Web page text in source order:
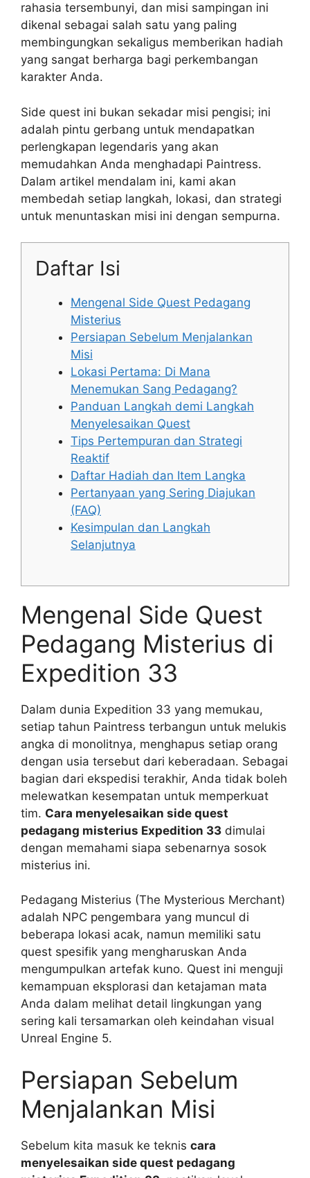
rahasia tersembunyi, dan misi sampingan ini
dikenal sebagai salah satu yang paling
membingungkan sekaligus memberikan hadiah
yang sangat berharga bagi perkembangan
karakter Anda.
Side quest ini bukan sekadar misi pengisi; ini
adalah pintu gerbang untuk mendapatkan
perlengkapan legendaris yang akan
memudahkan Anda menghadapi Paintress.
Dalam artikel mendalam ini, kami akan
membedah setiap langkah, lokasi, dan strategi
untuk menuntaskan misi ini dengan sempurna.
Daftar Isi
Mengenal Side Quest Pedagang
Misterius
Persiapan Sebelum Menjalankan
Misi
Lokasi Pertama: Di Mana
Menemukan Sang Pedagang?
Panduan Langkah demi Langkah
Menyelesaikan Quest
Tips Pertempuran dan Strategi
Reaktif
Daftar Hadiah dan Item Langka
Pertanyaan yang Sering Diajukan
(FAQ)
Kesimpulan dan Langkah
Selanjutnya
Mengenal Side Quest
Pedagang Misterius di
Expedition 33
Dalam dunia Expedition 33 yang memukau,
setiap tahun Paintress terbangun untuk melukis
angka di monolitnya, menghapus setiap orang
dengan usia tersebut dari keberadaan. Sebagai
bagian dari ekspedisi terakhir, Anda tidak boleh
melewatkan kesempatan untuk memperkuat
tim. Cara menyelesaikan side quest
pedagang misterius Expedition 33 dimulai
dengan memahami siapa sebenarnya sosok
misterius ini.
Pedagang Misterius (The Mysterious Merchant)
adalah NPC pengembara yang muncul di
beberapa lokasi acak, namun memiliki satu
quest spesifik yang mengharuskan Anda
mengumpulkan artefak kuno. Quest ini menguji
kemampuan eksplorasi dan ketajaman mata
Anda dalam melihat detail lingkungan yang
sering kali tersamarkan oleh keindahan visual
Unreal Engine 5.
Persiapan Sebelum
Menjalankan Misi
Sebelum kita masuk ke teknis cara
menyelesaikan side quest pedagang